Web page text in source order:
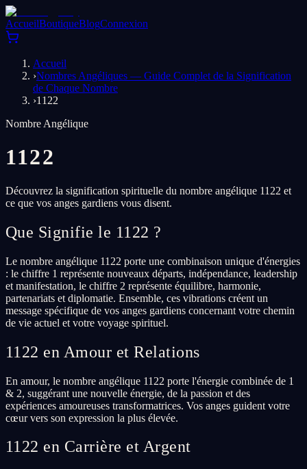
AccueilBoutiqueBlogConnexion
Accueil
›Nombres Angéliques — Guide Complet de la Signification
de Chaque Nombre
›1122
Nombre Angélique
1122
Découvrez la signification spirituelle du nombre angélique 1122 et
ce que vos anges gardiens vous disent.
Que Signifie le 1122 ?
Le nombre angélique 1122 porte une combinaison unique d'énergies
: le chiffre 1 représente nouveaux départs, indépendance, leadership
et manifestation, le chiffre 2 représente équilibre, harmonie,
partenariats et diplomatie. Ensemble, ces vibrations créent un
message spécifique de vos anges gardiens concernant votre chemin
de vie actuel et votre voyage spirituel.
1122 en Amour et Relations
En amour, le nombre angélique 1122 porte l'énergie combinée de 1
& 2, suggérant une nouvelle énergie, de la passion et des
expériences amoureuses transformatrices. Vos anges guident votre
cœur vers son expression la plus élevée.
1122 en Carrière et Argent